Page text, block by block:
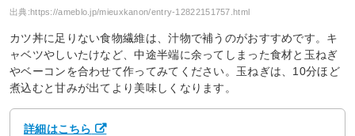
出典:https://ameblo.jp/mieuxkanon/entry-12822151757.html
カツ丼に足りない食物繊維は、汁物で補うのがおすすめです。キ
ャベツやしいたけなど、中途半端に余ってしまった食材と玉ねぎ
やベーコンを合わせて作ってみてください。玉ねぎは、10分ほど
煮込むと甘みが出てより美味しくなります。
詳細はこちら